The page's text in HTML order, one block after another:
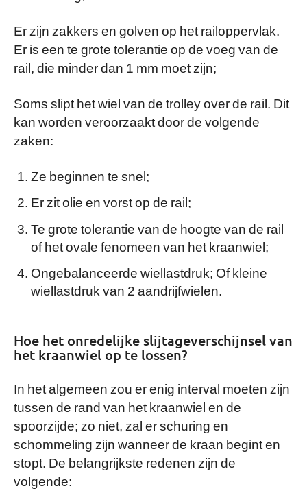
Er zijn zakkers en golven op het railoppervlak.
Er is een te grote tolerantie op de voeg van de
rail, die minder dan 1 mm moet zijn;
Soms slipt het wiel van de trolley over de rail. Dit
kan worden veroorzaakt door de volgende
zaken:
Ze beginnen te snel;
Er zit olie en vorst op de rail;
Te grote tolerantie van de hoogte van de rail
of het ovale fenomeen van het kraanwiel;
Ongebalanceerde wiellastdruk; Of kleine
wiellastdruk van 2 aandrijfwielen.
Hoe het onredelijke slijtageverschijnsel van
het kraanwiel op te lossen?
In het algemeen zou er enig interval moeten zijn
tussen de rand van het kraanwiel en de
spoorzijde; zo niet, zal er schuring en
schommeling zijn wanneer de kraan begint en
stopt. De belangrijkste redenen zijn de
volgende: